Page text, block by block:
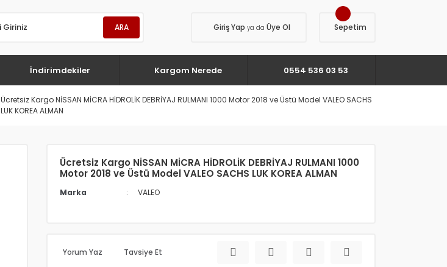
ARA Giriş Yap ya da Üye Ol Sepetim
İndirimdekiler Kargom Nerede 0554 536 03 53
Ücretsiz Kargo NİSSAN MİCRA HİDROLİK DEBRİYAJ RULMANI 1000 Motor 2018 ve Üstü Model VALEO SACHS
LUK KOREA ALMAN
Ücretsiz Kargo NİSSAN MİCRA HİDROLİK DEBRİYAJ RULMANI 1000
Motor 2018 ve Üstü Model VALEO SACHS LUK KOREA ALMAN
Marka VALEO
Yorum Yaz Tavsiye Et